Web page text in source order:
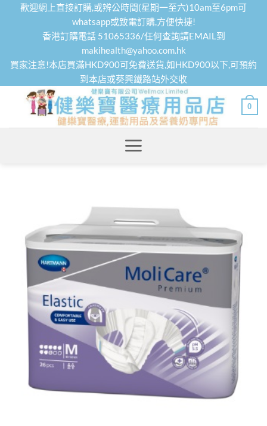
歡迎網上直接訂購,或辨公時間(星期一至六)10am至6pm可
whatsapp或致電訂購,方便快捷!
香港訂購電話 51065336/任何查詢請EMAIL到
makihealth@yahoo.com.hk
買家注意!本店買滿HKD900可免費送貨,如HKD900以下,可預約
到本店或葵興鐵路站外交收
0